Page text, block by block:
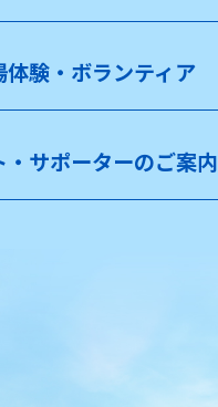
体験・ボランティア
・サポーターのご案内